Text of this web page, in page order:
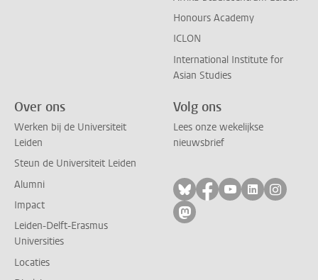
Honours Academy
ICLON
International Institute for
Asian Studies
Over ons
Werken bij de Universiteit
Leiden
Steun de Universiteit Leiden
Alumni
Impact
Leiden-Delft-Erasmus
Universities
Locaties
Volg ons
Lees onze wekelijkse
nieuwsbrief
Volg ons op bluesky
Volg ons op
Volg ons op
Volg ons
Volg
Volg ons op mastodon